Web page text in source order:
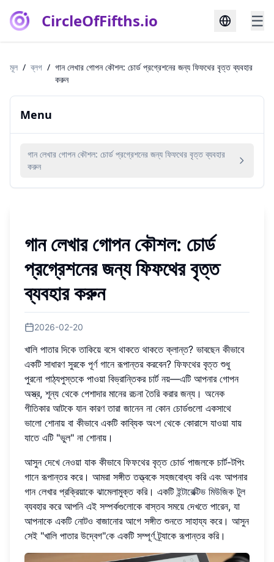
CircleOfFifths.io ☰
মূল / ব্লগ / গান লেখার গোপন কৌশল: চোর্ড প্রগ্রেশনের জন্য ফিফথের বৃত্ত ব্যবহার
করুন
Menu
গান লেখার গোপন কৌশল: চোর্ড প্রগ্রেশনের জন্য ফিফথের বৃত্ত ব্যবহার
করুন
গান লেখার গোপন কৌশল: চোর্ড
প্রগ্রেশনের জন্য ফিফথের বৃত্ত
ব্যবহার করুন
2026-02-20
খালি পাতার দিকে তাকিয়ে বসে থাকতে থাকতে ক্লান্ত? ভাবছেন কীভাবে
একটি সাধারণ সুরকে পূর্ণ গানে রূপান্তর করবেন? ফিফথের বৃত্ত শুধু
পুরনো পাঠ্যপুস্তকে পাওয়া বিভ্রান্তিকর চার্ট নয়—এটি আপনার গোপন
অস্ত্র, শূন্য থেকে পেশাদার মানের রচনা তৈরি করার জন্য। অনেক
গীতিকার আটকে যান কারণ তারা জানেন না কোন চোর্ডগুলো একসাথে
ভালো শোনায় বা কীভাবে একটি কাব্যিক অংশ থেকে কোরাসে যাওয়া যায়
যাতে এটি "ভুল" না শোনায়।
আসুন দেখে নেওয়া যাক কীভাবে ফিফথের বৃত্ত চোর্ড পাজলকে চার্ট-টপিং
গানে রূপান্তর করে। আমরা সঙ্গীত তত্ত্বকে সহজবোধ্য করি এবং আপনার
গান লেখার প্রক্রিয়াকে ঝামেলামুক্ত করি। একটিইন্টারেক্টিভ মিউজিক টুল
ব্যবহার করে আপনি এই সম্পর্কগুলোকে বাস্তব সময়ে দেখতে পারেন, যা
আপনাকে একটি নোটও বাজানোর আগে সঙ্গীত শুনতে সাহায্য করে। আসুন
সেই "খালি পাতার উদ্বেগ"কে একটি সম্পূর্ণ ট্র্যাকে রূপান্তর করি।